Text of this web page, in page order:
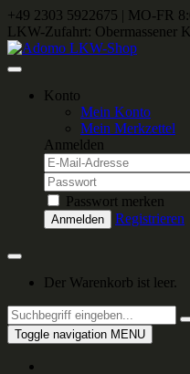
+49 2303 5922675 | MO-FR
LKW-Zufahrt: Obermassener
Konto
Mein Konto
Mein Merkzettel
Anmelden
Passwort merken
Anmelden Registrieren
Der Warenkorb ist leer.
Toggle navigation MENU